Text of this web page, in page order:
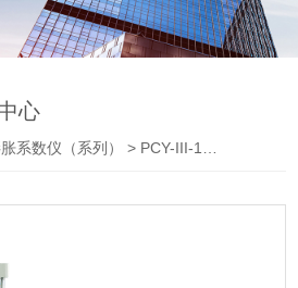
心
系数仪（系列） > PCY-III-1000玻璃瓶体膨胀仪